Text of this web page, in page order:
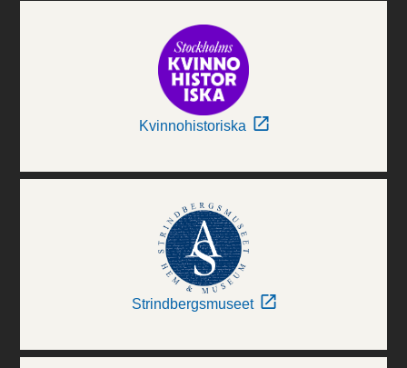
Kvinnohistoriska
Strindbergsmuseet